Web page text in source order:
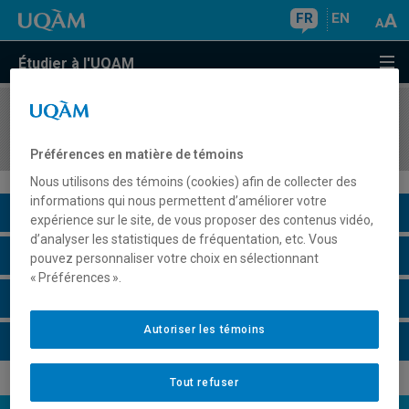
FR EN
Étudier à l'UQAM
COURS//
Description du cours
Horaire - Été 2026
Préférences en matière de témoins
Nous utilisons des témoins (cookies) afin de collecter des
informations qui nous permettent d’améliorer votre
expérience sur le site, de vous proposer des contenus vidéo,
d’analyser les statistiques de fréquentation, etc. Vous
pouvez personnaliser votre choix en sélectionnant
« Préférences ».
Tout refuser
Autoriser les témoins